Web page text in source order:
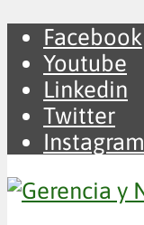
Facebook
Youtube
Linkedin
Twitter
Instagram